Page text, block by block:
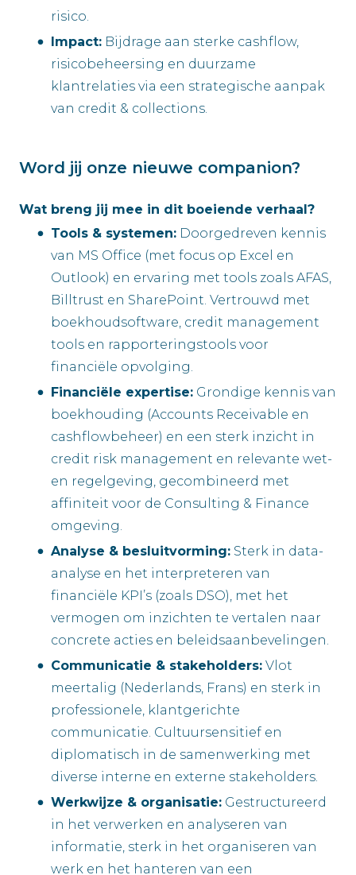
risico.
Impact: Bijdrage aan sterke cashflow,
risicobeheersing en duurzame
klantrelaties via een strategische aanpak
van credit & collections.
Word jij onze nieuwe companion?
Wat breng jij mee in dit boeiende verhaal?
Tools & systemen: Doorgedreven kennis
van MS Office (met focus op Excel en
Outlook) en ervaring met tools zoals AFAS,
Billtrust en SharePoint. Vertrouwd met
boekhoudsoftware, credit management
tools en rapporteringstools voor
financiële opvolging.
Financiële expertise: Grondige kennis van
boekhouding (Accounts Receivable en
cashflowbeheer) en een sterk inzicht in
credit risk management en relevante wet-
en regelgeving, gecombineerd met
affiniteit voor de Consulting & Finance
omgeving.
Analyse & besluitvorming: Sterk in data-
analyse en het interpreteren van
financiële KPI’s (zoals DSO), met het
vermogen om inzichten te vertalen naar
concrete acties en beleidsaanbevelingen.
Communicatie & stakeholders: Vlot
meertalig (Nederlands, Frans) en sterk in
professionele, klantgerichte
communicatie. Cultuursensitief en
diplomatisch in de samenwerking met
diverse interne en externe stakeholders.
Werkwijze & organisatie: Gestructureerd
in het verwerken en analyseren van
informatie, sterk in het organiseren van
werk en het hanteren van een